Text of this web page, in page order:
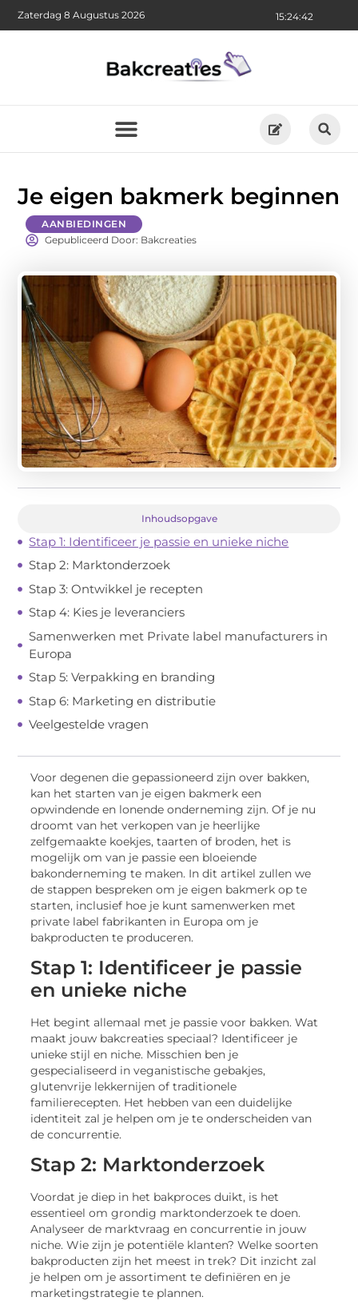
15:24:43
Zaterdag 8 Augustus 2026
Je eigen bakmerk beginnen
AANBIEDINGEN
Gepubliceerd Door: Bakcreaties
Inhoudsopgave
Stap 1: Identificeer je passie en unieke niche
Stap 2: Marktonderzoek
Stap 3: Ontwikkel je recepten
Stap 4: Kies je leveranciers
Samenwerken met Private label manufacturers in
Europa
Stap 5: Verpakking en branding
Stap 6: Marketing en distributie
Veelgestelde vragen
Voor degenen die gepassioneerd zijn over bakken,
kan het starten van je eigen bakmerk een
opwindende en lonende onderneming zijn. Of je nu
droomt van het verkopen van je heerlijke
zelfgemaakte koekjes, taarten of broden, het is
mogelijk om van je passie een bloeiende
bakonderneming te maken. In dit artikel zullen we
de stappen bespreken om je eigen bakmerk op te
starten, inclusief hoe je kunt samenwerken met
private label fabrikanten in Europa om je
bakproducten te produceren.
Stap 1: Identificeer je passie
en unieke niche
Het begint allemaal met je passie voor bakken. Wat
maakt jouw bakcreaties speciaal? Identificeer je
unieke stijl en niche. Misschien ben je
gespecialiseerd in veganistische gebakjes,
glutenvrije lekkernijen of traditionele
familierecepten. Het hebben van een duidelijke
identiteit zal je helpen om je te onderscheiden van
de concurrentie.
Stap 2: Marktonderzoek
Voordat je diep in het bakproces duikt, is het
essentieel om grondig marktonderzoek te doen.
Analyseer de marktvraag en concurrentie in jouw
niche. Wie zijn je potentiële klanten? Welke soorten
bakproducten zijn het meest in trek? Dit inzicht zal
je helpen om je assortiment te definiëren en je
marketingstrategie te plannen.